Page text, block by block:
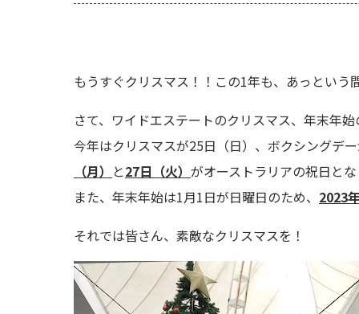
もうすぐクリスマス！！この1年も、あっという
さて、ワイドエステートのクリスマス、年末年
今年はクリスマスが25日（日）、ボクシングデ
（月） と27日（火） がオーストラリアの祝日と
また、年末年始は1月1日が日曜日のため、 2023
それでは皆さん、素敵なクリスマスを！